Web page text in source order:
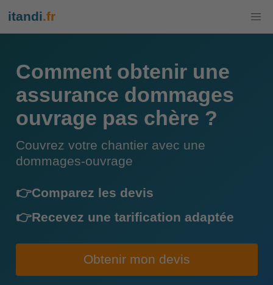
itandi.fr
Comment obtenir une
assurance dommages
ouvrage pas chère ?
Couvrez votre chantier avec une
dommages-ouvrage
👉Comparez les devis
👉Recevez une tarification adaptée
Obtenir mon devis